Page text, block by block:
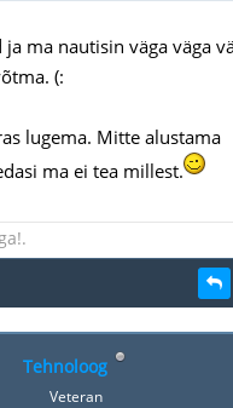
ma nautisin väga väga
(:
lugema. Mitte alustama
ma ei tea millest.
Tehnoloog
Veteran